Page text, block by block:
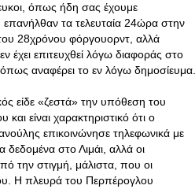
όπως ήδη σας έχουμε
επανήλθαν τα τελευταία 24ώρα στην
28χρόνου φόργουορντ, αλλά
έχει επιτευχθεί λόγω διαφοράς στο
όπως αναφέρει το εν λόγω δημοσίευμα.
είδε «ζεστά» την υπόθεση του
και είναι χαρακτηριστικό ότι ο
επικοινώνησε τηλεφωνικά με
στο Λιμάι, αλλά οι
την στιγμή, μάλιστα, που οι
Η πλευρά του Περπέρογλου